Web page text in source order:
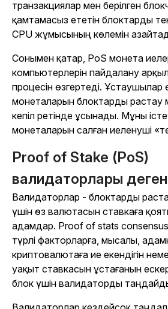
транзакциялар мен берілген
қамтамасыз ететін блоктарды
CPU жұмысының көлемін
Сонымен қатар, PoS монета
компьютерлерін пайдалану
процесін өзгертеді. Ұстаушылар
монеталарын блоктарды растау
кепіл ретінде ұсынады. Мұны
монеталарын салған иеленуші
Proof of Stake (PoS)
валидаторлары
Валидаторлар - блоктарды
үшін өз валютасын ставкаға
адамдар. Proof of stats consensus
түрлі факторларға, мысалы,
криптовалютаға ие екендігін
уақыт ставкасын ұстағанын
блок үшін валидаторды